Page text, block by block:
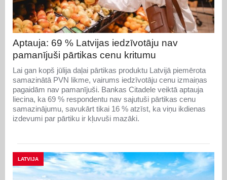
Aptauja: 69 % Latvijas iedzīvotāju nav
pamanījuši pārtikas cenu kritumu
Lai gan kopš jūlija daļai pārtikas produktu Latvijā piemērota
samazinātā PVN likme, vairums iedzīvotāju cenu izmaiņas
pagaidām nav pamanījuši. Bankas Citadele veiktā aptauja
liecina, ka 69 % respondentu nav sajutuši pārtikas cenu
samazinājumu, savukārt tikai 16 % atzīst, ka viņu ikdienas
izdevumi par pārtiku ir kļuvuši mazāki.
LATVIJA